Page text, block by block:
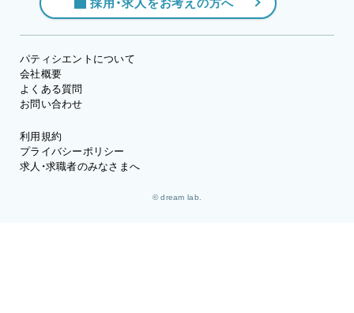
パティシエントについて
会社概要
よくある質問
お問い合わせ
利用規約
プライバシーポリシー
求人・求職者のみなさまへ
© dream lab.